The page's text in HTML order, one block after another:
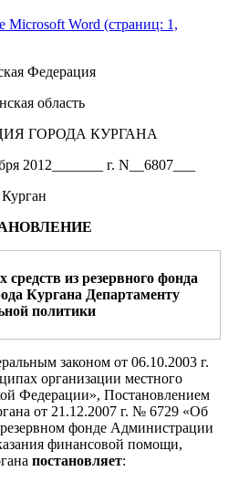
Microsoft Word (страниц: 1,
Федерация
область
ГОРОДА КУРГАНА
2012_______ г. N__6807___
Курган
из резервного фонда
Кургана Департаменту
политики
законом от 06.10.2003 г.
организации местного
Федерации», Постановлением
от 21.12.2007 г. № 6729 «Об
фонде Администрации
финансовой помощи,
постановляет: